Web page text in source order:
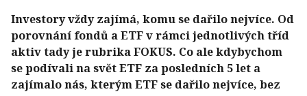
Investory vždy zajímá, komu se dařilo nejvíce. Od
porovnání fondů a ETF v rámci jednotlivých tříd
aktiv tady je rubrika FOKUS. Co ale kdybychom
se podívali na svět ETF za posledních 5 let a
zajímalo nás, kterým ETF se dařilo nejvíce, bez